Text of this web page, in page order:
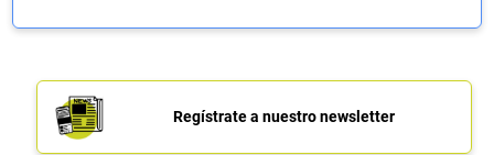
Regístrate a nuestro newsletter